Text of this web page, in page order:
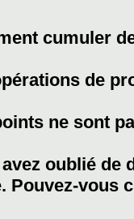
cumuler
de
ne sont
avez oublié de
Pouvez-vous